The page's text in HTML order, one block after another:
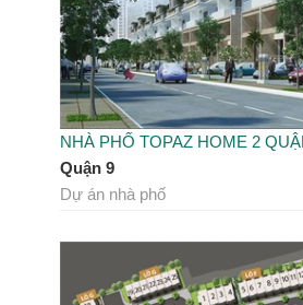
NHÀ PHỐ TOPAZ HOME 2
Quận 9
Dự án nhà phố